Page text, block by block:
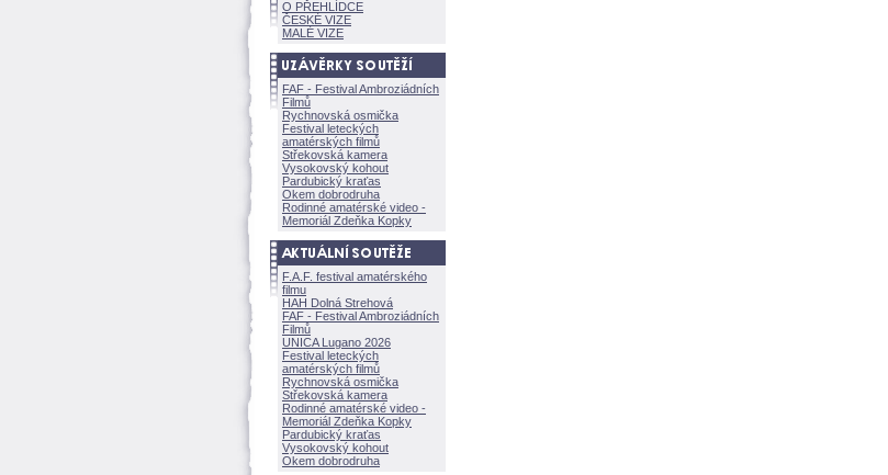
O PŘEHLÍDCE
ČESKÉ VIZE
MALÉ VIZE
FAF - Festival Ambroziádních
Filmů
Rychnovská osmička
Festival leteckých
amatérských filmů
Střekovská kamera
Vysokovský kohout
Pardubický kraťas
Okem dobrodruha
Rodinné amatérské video -
Memoriál Zdeňka Kopky
F.A.F. festival amatérského
filmu
HAH Dolná Strehov
FAF - Festival Ambroziádních
Filmů
UNICA Lugano 2026
Festival leteckých
amatérských filmů
Rychnovská osmička
Střekovská kamera
Rodinné amatérské video -
Memoriál Zdeňka Kopky
Pardubický kraťas
Vysokovský kohout
Okem dobrodruha